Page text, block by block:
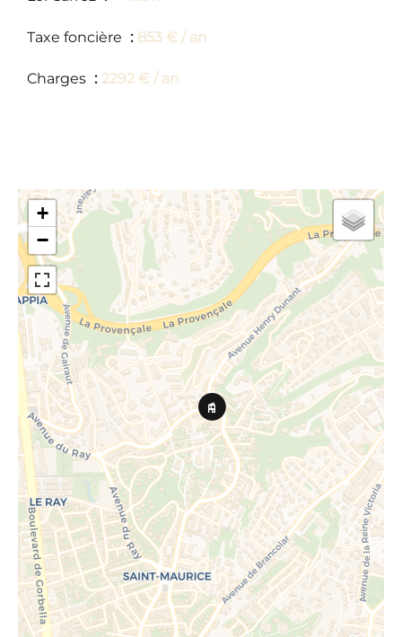
Taxe foncière 853 € / an
Charges 2292 € / an
+
−